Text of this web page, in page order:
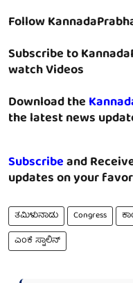
Follow
Subscribe to
watch Videos
Download the
the latest news
Subscribeand
updates on your
ತಮಿಳುನಾಡು Congress
ಎಂಕೆ ಸ್ಟಾಲಿನ್